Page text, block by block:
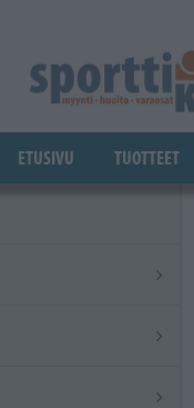
ETUSIVU TUOTTEET